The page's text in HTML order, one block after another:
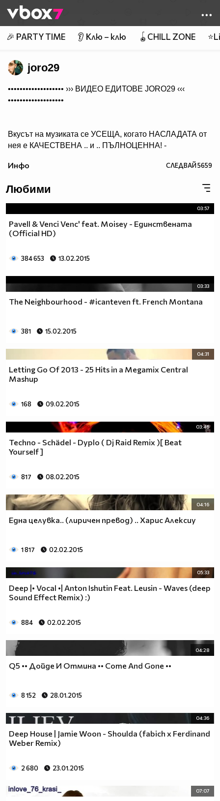
👾
🎉 PARTY TIME 👂 Клю – клю 🪀CHILL ZONE
joro29
••••••••••••••••••• ››› ВИДЕО ЕДИТОВЕ JORO29 ‹‹‹
•••••••••••••••••••
Вкусът на музиката се УСЕЩА, когато НАСЛАДАТА от
нея е КАЧЕСТВЕНА .. и .. ПЪЛНОЦЕННА! -
( ако желаеш да получиш нещо, което ще слушаш с
Инфо СЛЕДВАЙ5659
Любими
03:57
Pavell & Venci Venc' feat. Moisey - Единствената
(Official HD)
384 653 13.02.2015
03:33
The Neighbourhood - #icanteven ft. French Montana
381 15.02.2015
04:31
Letting Go Of 2013 - 25 Hits in a Megamix Central
Mashup
168 09.02.2015
03:46
Techno - Schädel - Dyplo ( Dj Raid Remix )[ Beat
Yourself ]
817 08.02.2015
04:16
Една целувка.. (лиричен превод) .. Харис Алексиу
1 817 02.02.2015
05:33
Deep |• Vocal •| Anton Ishutin Feat. Leusin - Waves (deep
Sound Effect Remix) :)
884 02.02.2015
04:28
Q5 •• Дойде И Отмина •• Come And Gone ••
8 152 28.01.2015
04:36
Deep House | Jamie Woon - Shoulda (fabich x Ferdinand
Weber Remix)
2 680 23.01.2015
07:07